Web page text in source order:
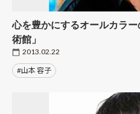
心を豊かにするオールカラ
術館」
2013.02.22
#山本 容子